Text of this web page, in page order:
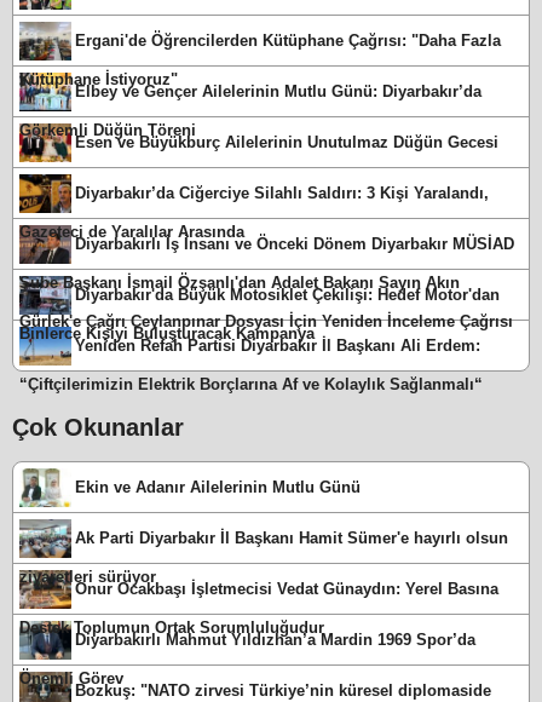
Ergani'de Öğrencilerden Kütüphane Çağrısı: "Daha Fazla
Kütüphane İstiyoruz"
Elbey ve Gençer Ailelerinin Mutlu Günü: Diyarbakır’da
Görkemli Düğün Töreni
Esen ve Büyükburç Ailelerinin Unutulmaz Düğün Gecesi
Diyarbakır’da Ciğerciye Silahlı Saldırı: 3 Kişi Yaralandı,
Gazeteci de Yaralılar Arasında
Diyarbakırlı İş İnsanı ve Önceki Dönem Diyarbakır MÜSİAD
Şube Başkanı İsmail Özşanlı'dan Adalet Bakanı Sayın Akın
Gürlek'e Çağrı Ceylanpınar Dosyası İçin Yeniden İnceleme Çağrısı
Diyarbakır'da Büyük Motosiklet Çekilişi: Hedef Motor'dan
Binlerce Kişiyi Buluşturacak Kampanya
Yeniden Refah Partisi Diyarbakır İl Başkanı Ali Erdem:
“Çiftçilerimizin Elektrik Borçlarına Af ve Kolaylık Sağlanmalı“
Çok Okunanlar
Ekin ve Adanır Ailelerinin Mutlu Günü
Ak Parti Diyarbakır İl Başkanı Hamit Sümer'e hayırlı olsun
ziyaretleri sürüyor
Onur Ocakbaşı İşletmecisi Vedat Günaydın: Yerel Basına
Destek Toplumun Ortak Sorumluluğudur
Diyarbakırlı Mahmut Yıldızhan’a Mardin 1969 Spor’da
Önemli Görev
Bozkuş: "NATO zirvesi Türkiye’nin küresel diplomaside